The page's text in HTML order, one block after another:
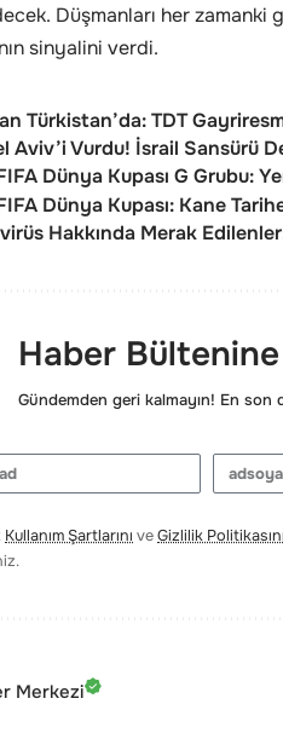
Düşmanları her zamanki
sinyalini verdi.
Türkistan’da: TDT
Aviv’i Vurdu! İsrail Sansürü
Dünya Kupası G Grubu:
Dünya Kupası: Kane
Hakkında Merak
Haber
Gündemden geri kalmayın! En
Kullanım ŞartlarınıveGizlilik
Merkezi